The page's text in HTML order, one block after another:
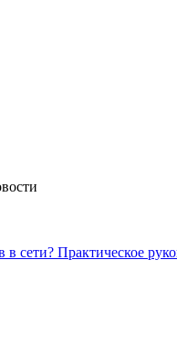
сети? Практическое